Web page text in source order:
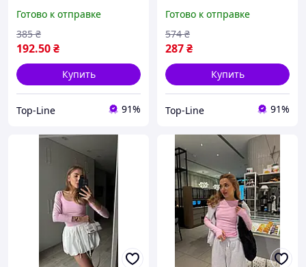
причесок и создания
образа
Готово к отправке
192.50₴
385 ₴
Купить
Top-Line 91%
укладки прически и
создания образа
Готово к отправке
287₴
574 ₴
Купить
Top-Line 91%